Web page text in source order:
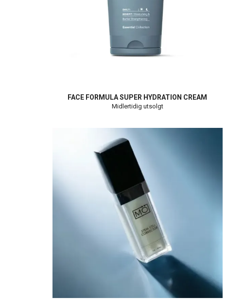
FACE FORMULA SUPER HYDRATION CREAM
Midlertidig utsolgt